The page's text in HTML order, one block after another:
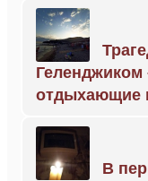
Геленджиком
отдыхающие
В